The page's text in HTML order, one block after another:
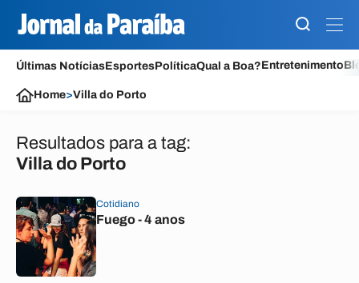
Últimas NotíciasEsportesPolíticaQual a Boa?Entretenimento
Home>Villa do Porto
Resultados para a tag:
Villa do Porto
Cotidiano
Fuego - 4 anos